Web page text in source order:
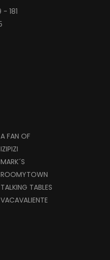
181
A FAN OF
IZIPIZI
MARK´S
ROOMYTOWN
TALKING TABLES
VACAVALIENTE